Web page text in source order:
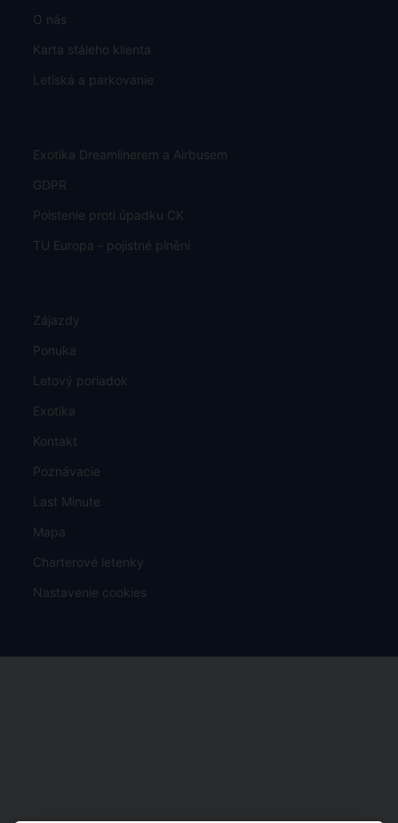
O nás
Karta stáleho klienta
Letiská a parkovanie
Exotika Dreamlinerem a Airbusem
GDPR
Poistenie proti úpadku CK
TU Europa - pojistné plnění
Zájazdy
Ponuka
Letový poriadok
Exotika
Kontakt
Poznávacie
Last Minute
Mapa
Charterové letenky
Nastavenie cookies